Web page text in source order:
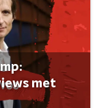
met